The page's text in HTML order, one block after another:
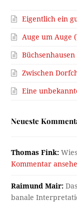
Eigentlich ein
Auge um Auge
Zwischen
Eine
Neueste
Thomas Fink:
Kommentar
Raimund Mair:
banale